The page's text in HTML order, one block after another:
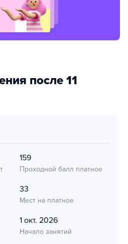
после 11
159
Проходной балл платное
33
Мест на платное
1 окт. 2026
Начало занятий